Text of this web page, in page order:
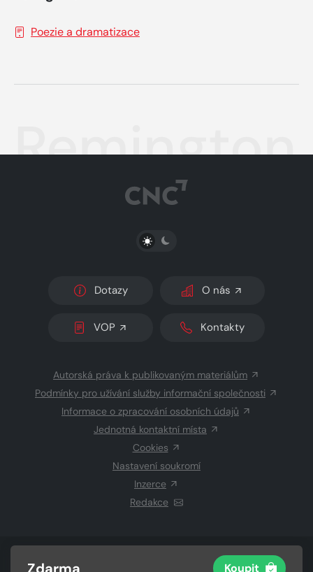
Zdarma Koupit
Poezie a dramatizace
PŘEPNOUT SVĚTLÝ/TMAVÝ REŽIM
Dotazy O nás
VOP Kontakty
Autorská práva k publikovaným materiálům
Podmínky pro užívání služby informační společnosti
Informace o zpracování osobních údajů
Jednotná kontaktní místa
Cookies
Nastavení soukromí
Inzerce
Redakce
CZECH NEWS CENTER a.s.a dodavatelé